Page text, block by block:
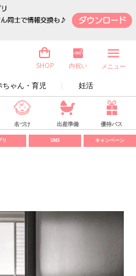
ちゃん・育児 妊活
SHOP 内祝い メニュー
名づけ 出産準備 優待パス
リ SNS キャンペーン